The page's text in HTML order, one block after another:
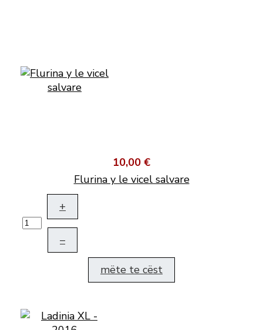
10,00 €
Flurina y le vicel salvare
+
–
mëte te cëst